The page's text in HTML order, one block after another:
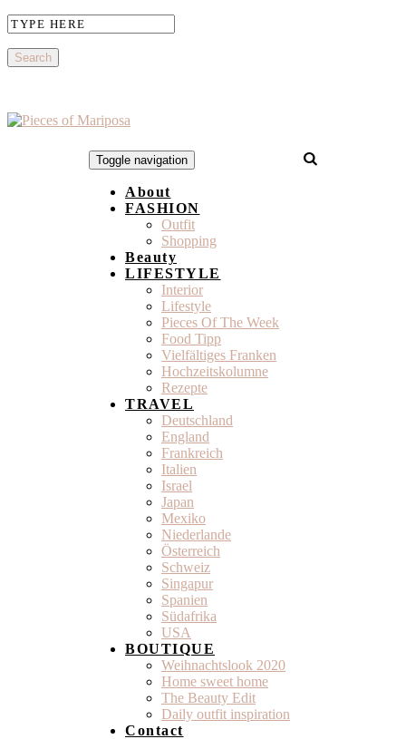
Toggle navigation
About
FASHION
Outfit
Shopping
Beauty
LIFESTYLE
Interior
Lifestyle
Pieces Of The Week
Food Tipp
Vielfältiges Franken
Hochzeitskolumne
Rezepte
TRAVEL
Deutschland
England
Frankreich
Italien
Israel
Japan
Mexiko
Niederlande
Österreich
Schweiz
Singapur
Spanien
Südafrika
USA
BOUTIQUE
Weihnachtslook 2020
Home sweet home
The Beauty Edit
Daily outfit inspiration
Contact